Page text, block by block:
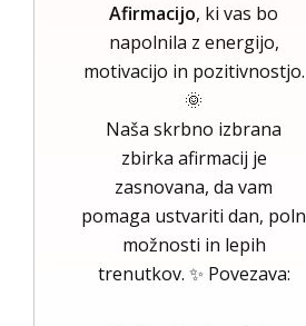
Afirmacijo, ki vas bo
napolnila z energijo,
motivacijo in pozitivnostjo.
🌞
Naša skrbno izbrana
zbirka afirmacij je
zasnovana, da vam
pomaga ustvariti dan, poln
možnosti in lepih
trenutkov. ✨ Povezava: